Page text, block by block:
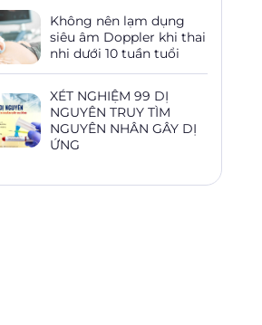
Không nên lạm dụng
siêu âm Doppler khi thai
nhi dưới 10 tuần tuổi
XÉT NGHIỆM 99 DỊ
NGUYÊN TRUY TÌM
NGUYÊN NHÂN GÂY DỊ
ỨNG